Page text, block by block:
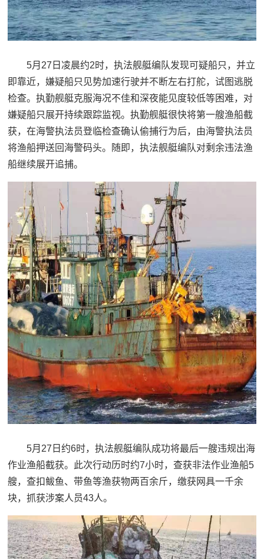
5月27日凌晨约2时，执法舰艇编队发现可疑船只，并立
即靠近，嫌疑船只见势加速行驶并不断左右打舵，试图逃脱
检查。执勤舰艇克服海况不佳和深夜能见度较低等困难，对
嫌疑船只展开持续跟踪监视。执勤舰艇很快将第一艘渔船截
获，在海警执法员登临检查确认偷捕行为后，由海警执法员
将渔船押送回海警码头。随即，执法舰艇编队对剩余违法渔
船继续展开追捕。
5月27日约6时，执法舰艇编队成功将最后一艘违规出海
作业渔船截获。此次行动历时约7小时，查获非法作业渔船5
艘，查扣鲅鱼、带鱼等渔获物两百余斤，缴获网具一千余
块，抓获涉案人员43人。